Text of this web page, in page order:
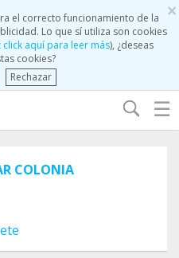
×
el correcto funcionamiento de la
Lo que sí utiliza son cookies
click aquí para leer más), ¿deseas
cookies?
Rechazar
☰
COLONIA